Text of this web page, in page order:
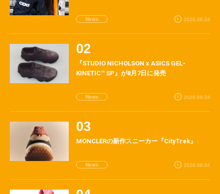
News 2026.08.04
『STUDIO NICHOLSON x ASICS GEL-
KINETIC™ SP』が8月7日に発売
News 2026.08.04
MONCLERの新作スニーカー『CityTrek』
News 2026.08.04